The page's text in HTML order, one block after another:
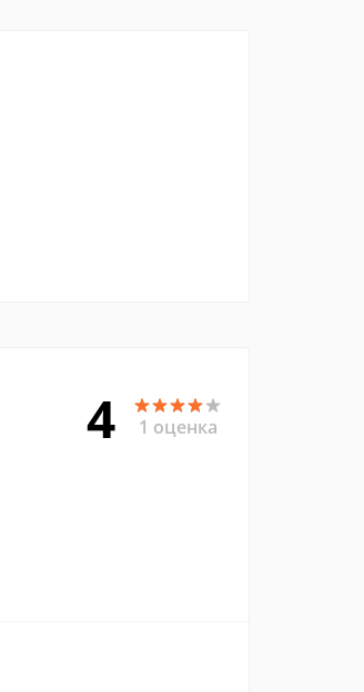
4 1 оценка